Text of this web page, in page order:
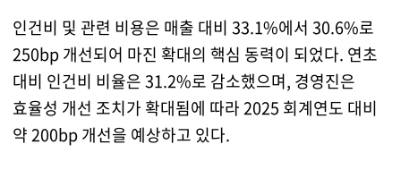
인건비 및 관련 비용은 매출 대비 33.1%에서 30.6%로
250bp 개선되어 마진 확대의 핵심 동력이 되었다. 연초
대비 인건비 비율은 31.2%로 감소했으며, 경영진은
효율성 개선 조치가 확대됨에 따라 2025 회계연도 대비
약 200bp 개선을 예상하고 있다.